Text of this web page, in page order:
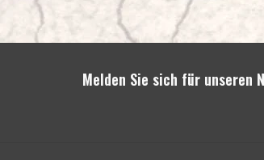
Melden Sie sich für unseren